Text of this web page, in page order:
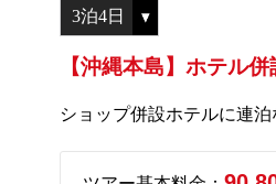
【沖縄本島】ホテル
ショップ併設ホテルに連